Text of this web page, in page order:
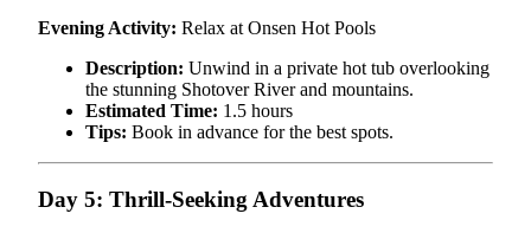
Evening Activity: Relax at Onsen Hot Pools
Description: Unwind in a private hot tub overlooking
the stunning Shotover River and mountains.
Estimated Time: 1.5 hours
Tips: Book in advance for the best spots.
Day 5: Thrill-Seeking Adventures